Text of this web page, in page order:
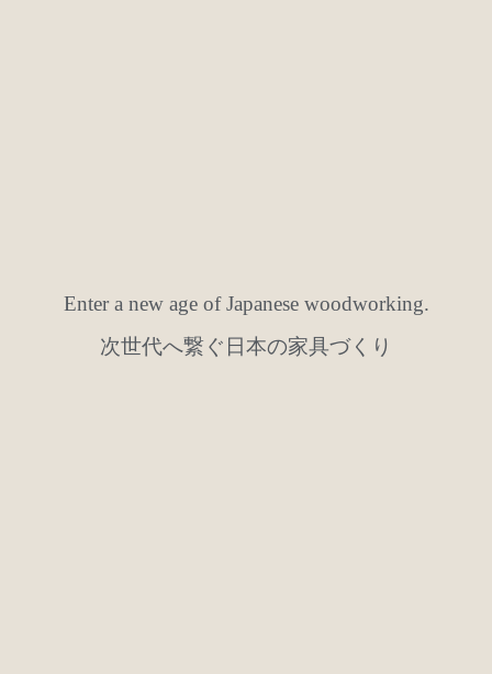
Enter a new age of Japanese woodworking.
次世代へ繋ぐ日本の家具づくり